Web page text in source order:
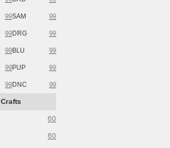
99SAM 99
99DRG 99
99BLU 99
99PUP 99
99DNC 99
Crafts
60
60